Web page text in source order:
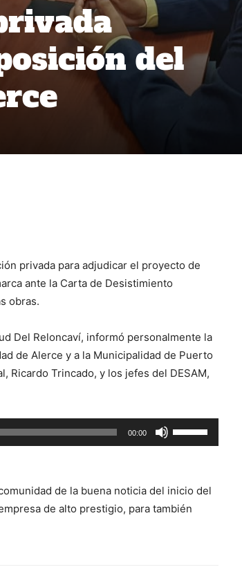
del
privada para adjudicar el proyecto de
ante la Carta de Desistimiento
obras.
Del Reloncaví, informó personalmente la
de Alerce y a la Municipalidad de Puerto
Ricardo Trincado, y los jefes del DESAM,
00:00
las
flecha
arriba/abajo
de la buena noticia del inicio del
de alto prestigio, para también